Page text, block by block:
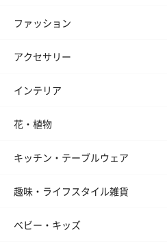
わり）（1,880円）
自然のお花で作ったドライフラワ
一部花材が写真と異なる場合がござ
ファッション
アクセサリー
インテリア
花・植物
キッチン・テーブルウェア
趣味・ライフスタイル雑貨
ベビー・キッズ